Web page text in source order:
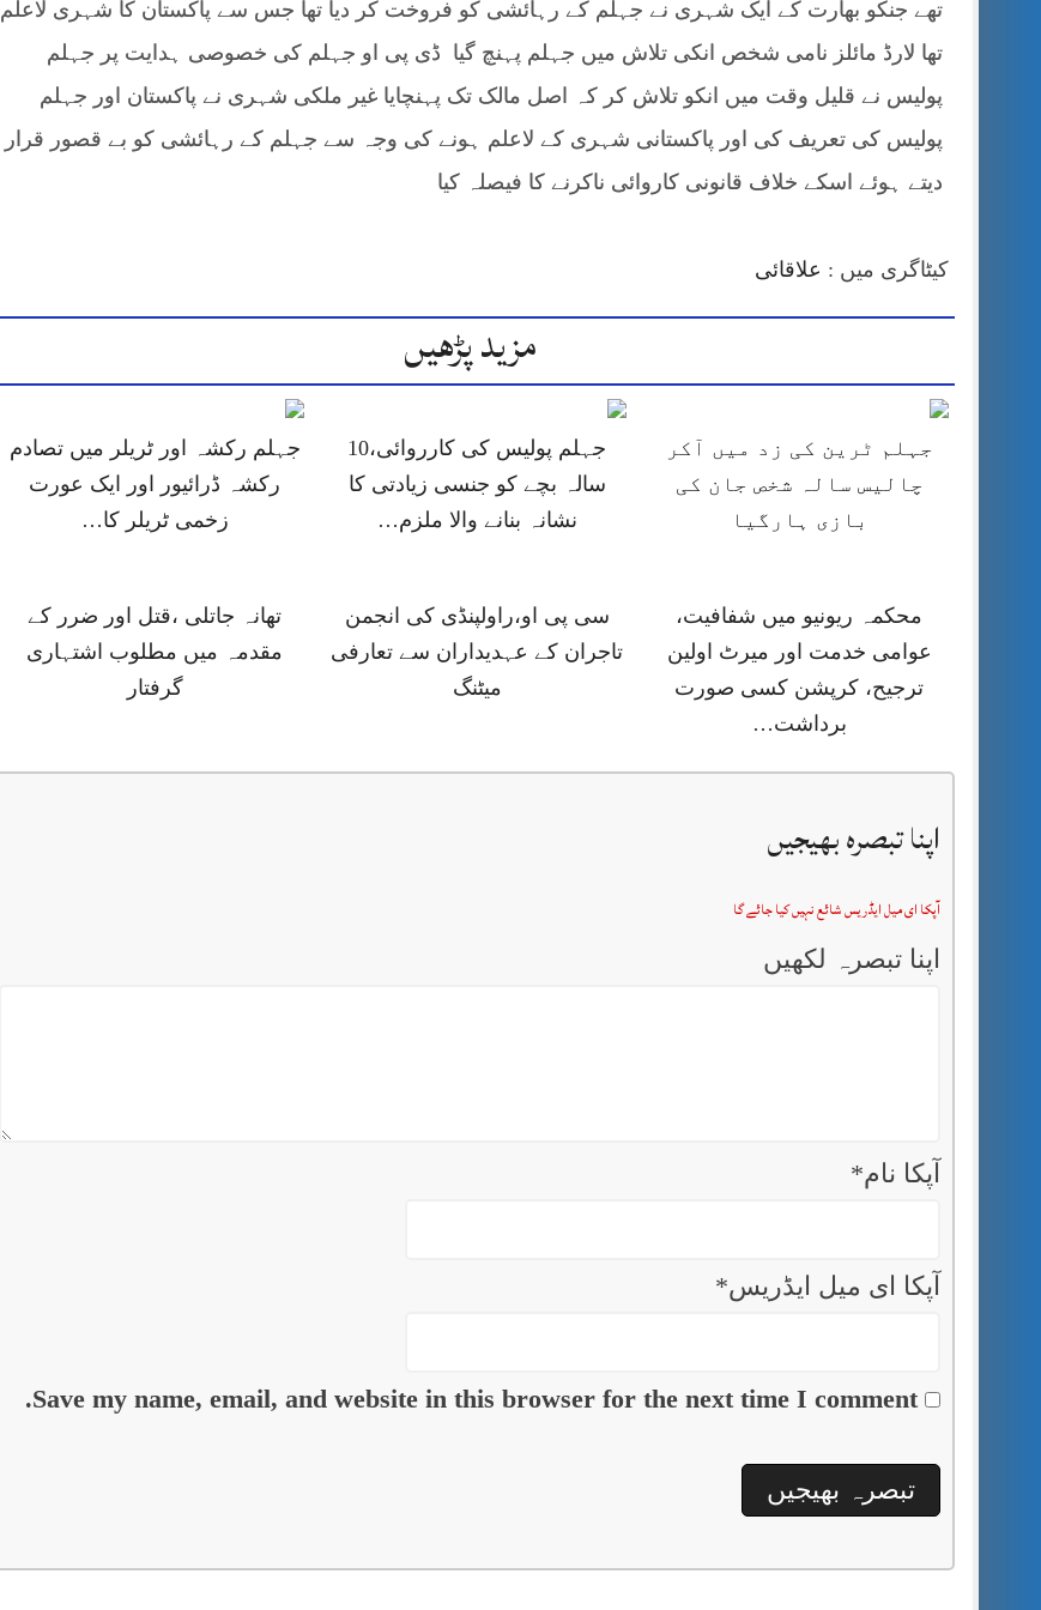
تھے جنکو بھارت کے ایک شہری نے جہلم کے رہائشی کو فروخت کر دیا تھا جس سے پاکستان کا شہری لاعلم
تھا لارڈ مائلز نامی شخص انکی تلاش میں جہلم پہنچ گیا ڈی پی او جہلم کی خصوصی ہدایت پر جہلم
پولیس نے قلیل وقت میں انکو تلاش کر کہ اصل مالک تک پہنچایا غیر ملکی شہری نے پاکستان اور جہلم
پولیس کی تعریف کی اور پاکستانی شہری کے لاعلم ہونے کی وجہ سے جہلم کے رہائشی کو بے قصور قرار
دیتے ہوئے اسکے خلاف قانونی کاروائی ناکرنے کا فیصلہ کیا
کیٹاگری میں : علاقائی
مزید پڑھیں
جہلم ٹرین کی زد میں آکر
چالیس سالہ شخص جان کی
بازی ہارگیا
جہلم پولیس کی کارروائی،10
سالہ بچے کو جنسی زیادتی کا
نشانہ بنانے والا ملزم…
جہلم رکشہ اور ٹریلر میں تصادم
رکشہ ڈرائیور اور ایک عورت
زخمی ٹریلر کا…
محکمہ ریونیو میں شفافیت،
عوامی خدمت اور میرٹ اولین
ترجیح، کرپشن کسی صورت
برداشت…
سی پی او،راولپنڈی کی انجمن
تاجران کے عہدیداران سے تعارفی
میٹنگ
تھانہ جاتلی ،قتل اور ضرر کے
مقدمہ میں مطلوب اشتہاری
گرفتار
اپنا تبصرہ بھیجیں
آپکا ای میل ایڈریس شائع نہیں کیا جائے گا
اپنا تبصرہ لکھیں
آپکا نام*
آپکا ای میل ایڈریس*
Save my name, email, and website in this browser for the next time I comment.